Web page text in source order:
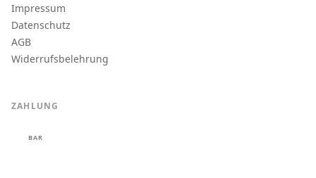
Impressum
Datenschutz
AGB
Widerrufsbelehrung
ZAHLUNG
BAR